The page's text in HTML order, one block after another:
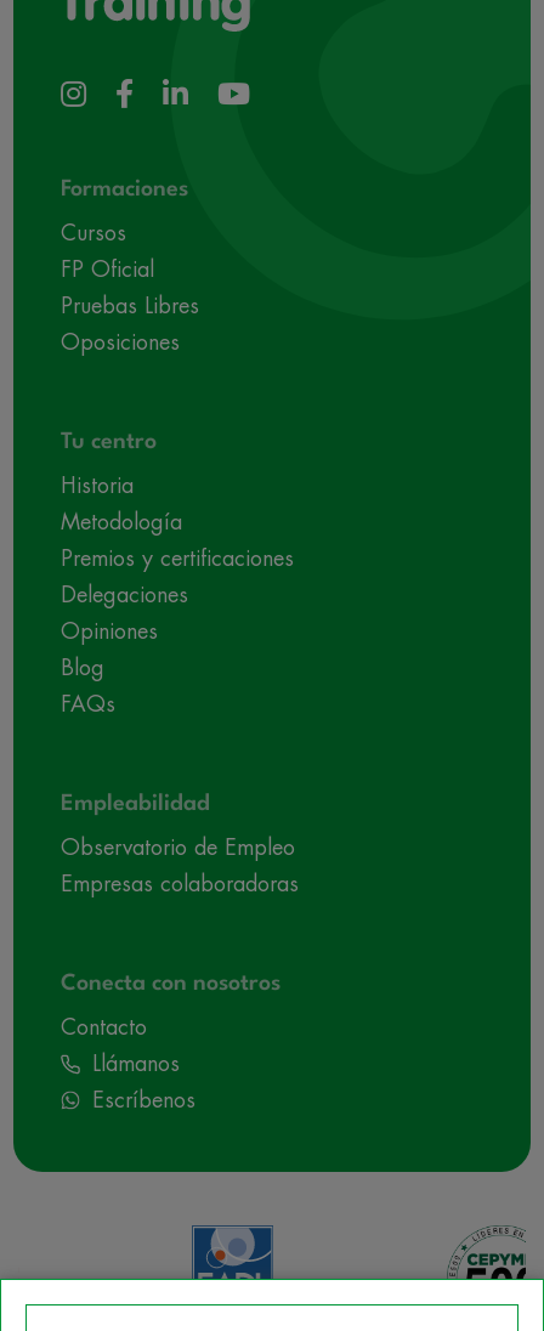
Formaciones
Cursos
FP Oficial
Pruebas Libres
Oposiciones
Tu centro
Historia
Metodología
Premios y certificaciones
Delegaciones
Opiniones
Blog
FAQs
Empleabilidad
Observatorio de Empleo
Empresas colaboradoras
Conecta con nosotros
Contacto
Llámanos
Escríbenos